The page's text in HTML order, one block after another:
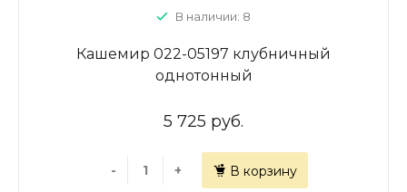
В наличии: 8
Кашемир 022-05197 клубничный
однотонный
5 725 руб.
- + В корзину